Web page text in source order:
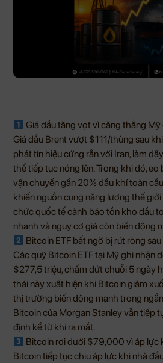
Giá dầu tăng vọt vì căng thẳng Mỹ
Giá dầu Brent vượt $111/thùng sau
phát tín hiệu cứng rắn với Iran, làm
thể tiếp tục nóng lên. Trong khi đó,
vận chuyển gần 20% dầu khí toàn
khiến nguồn cung năng lượng thế
chức quốc tế cảnh báo tồn kho dầu
nhanh và nguy cơ giá còn biến động
Bitcoin ETF bất ngờ bị rút ròng
Các quỹ Bitcoin ETF tại Mỹ ghi nhận
$277,5 triệu, chấm dứt chuỗi 5 ngày
thái này xuất hiện khi Bitcoin giảm
thị trường biến động mạnh trong ngắn
Bitcoin của Morgan Stanley vẫn tiếp
định kể từ khi ra mắt.
Bitcoin rơi dưới $79,000 vì áp lực
Bitcoin tiếp tục chịu áp lực khi nhà